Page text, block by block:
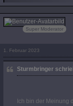
Kalle
Super Moderator
1. Februar 2023
Sturmbringer
Ich bin der Meinung